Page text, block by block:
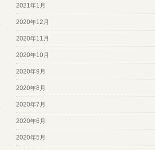
2021年1月
2020年12月
2020年11月
2020年10月
2020年9月
2020年8月
2020年7月
2020年6月
2020年5月